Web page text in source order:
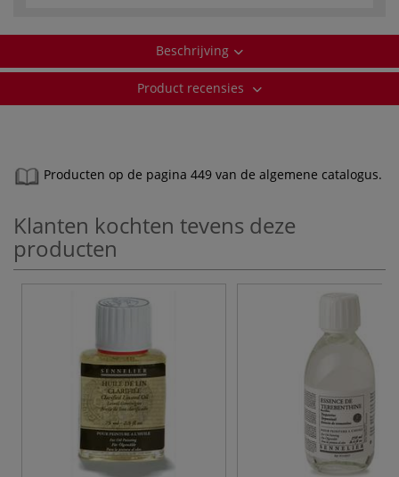
Beschrijving
Product recensies
Producten op de pagina 449 van de algemene catalogus.
Klanten kochten tevens deze
producten